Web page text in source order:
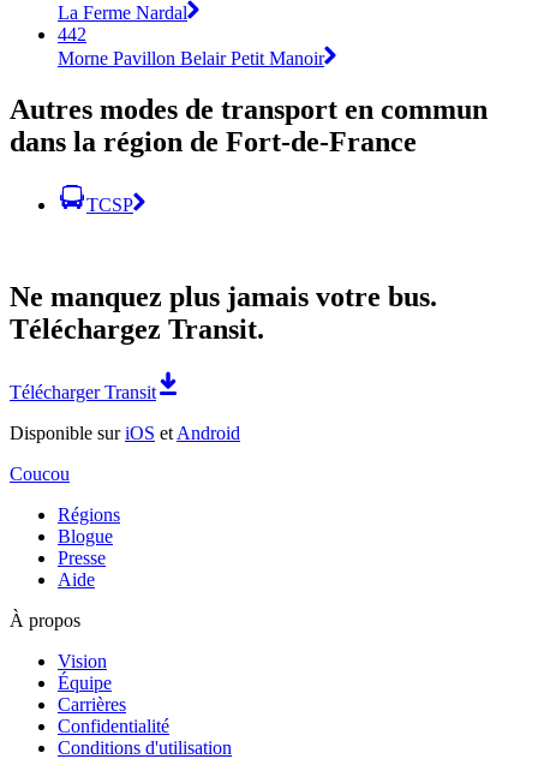
La Ferme Nardal
442
Morne Pavillon Belair Petit Manoir
Autres modes de transport en commun
dans la région de Fort-de-France
TCSP
Ne manquez plus jamais votre bus.
Téléchargez Transit.
Télécharger Transit
Disponible suriOS et Android
Coucou
Régions
Blogue
Presse
Aide
À propos
Vision
Équipe
Carrières
Confidentialité
Conditions d'utilisation